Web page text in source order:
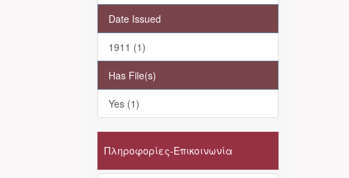
Date Issued
1911 (1)
Has File(s)
Yes (1)
Πληροφορίες-Επικοινωνία